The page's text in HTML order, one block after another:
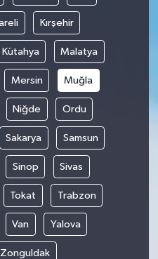
Kırşehir
Kütahya Malatya
Mersin Muğla
Niğde Ordu
Sakarya Samsun
Sinop Sivas
Tokat Trabzon
Van Yalova
Zonguldak